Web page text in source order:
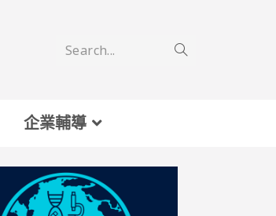
Search...
企業輔導